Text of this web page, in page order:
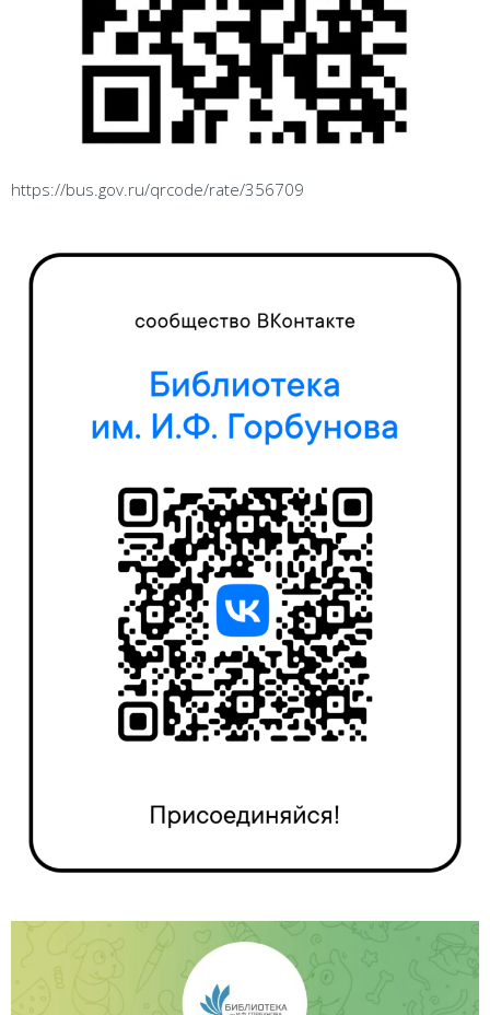
https://bus.gov.ru/qrcode/rate/356709